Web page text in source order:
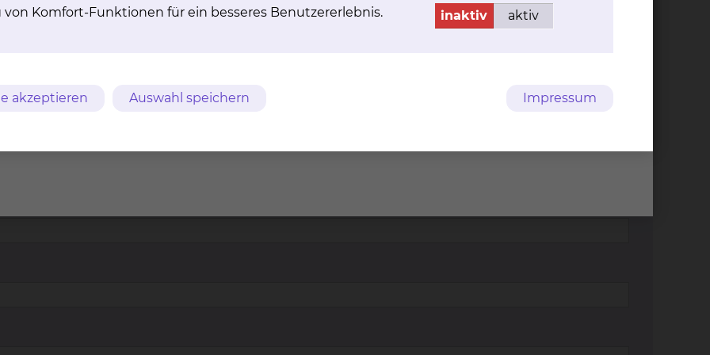
Komfort-Funktionen für ein besseres Benutzererlebnis. inaktiv aktiv
akzeptieren Auswahl speichern Impressum